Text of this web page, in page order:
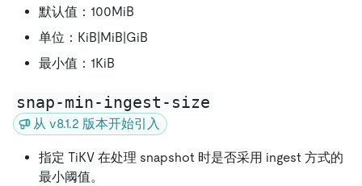
默认值：100MiB
单位：KiB|MiB|GiB
最小值：1KiB
snap-min-ingest-size
从 v8.1.2 版本开始引入
指定 TiKV 在处理 snapshot 时是否采用 ingest 方式的
最小阈值。